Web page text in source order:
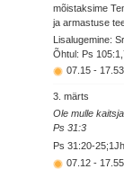
mõistaksime
ja armastuse
Lisalugemine:
Õhtul: Ps
07.15 - 17.53
3. märts
Ole mulle
Ps 31:3
Ps 31:20-
07.12 - 17.55